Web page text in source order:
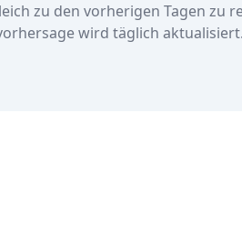
zu den vorherigen Tagen zu
wird täglich aktualisiert.